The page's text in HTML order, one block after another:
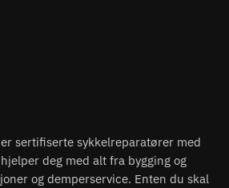
sertifiserte sykkelreparatører med
deg med alt fra bygging og
og demperservice. Enten du skal